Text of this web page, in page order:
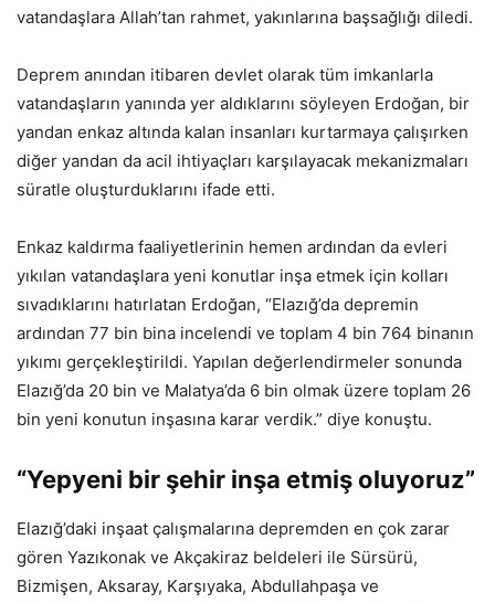
vatandaşlara Allah’tan rahmet, yakınlarına başsağlığı diledi.
Deprem anından itibaren devlet olarak tüm imkanlarla
vatandaşların yanında yer aldıklarını söyleyen Erdoğan, bir
yandan enkaz altında kalan insanları kurtarmaya çalışırken
diğer yandan da acil ihtiyaçları karşılayacak mekanizmaları
süratle oluşturduklarını ifade etti.
Enkaz kaldırma faaliyetlerinin hemen ardından da evleri
yıkılan vatandaşlara yeni konutlar inşa etmek için kolları
sıvadıklarını hatırlatan Erdoğan, “Elazığ’da depremin
ardından 77 bin bina incelendi ve toplam 4 bin 764 binanın
yıkımı gerçekleştirildi. Yapılan değerlendirmeler sonunda
Elazığ’da 20 bin ve Malatya’da 6 bin olmak üzere toplam 26
bin yeni konutun inşasına karar verdik.” diye konuştu.
“Yepyeni bir şehir inşa etmiş oluyoruz”
Elazığ’daki inşaat çalışmalarına depremden en çok zarar
gören Yazıkonak ve Akçakiraz beldeleri ile Sürsürü,
Bizmişen, Aksaray, Karşıyaka, Abdullahpaşa ve